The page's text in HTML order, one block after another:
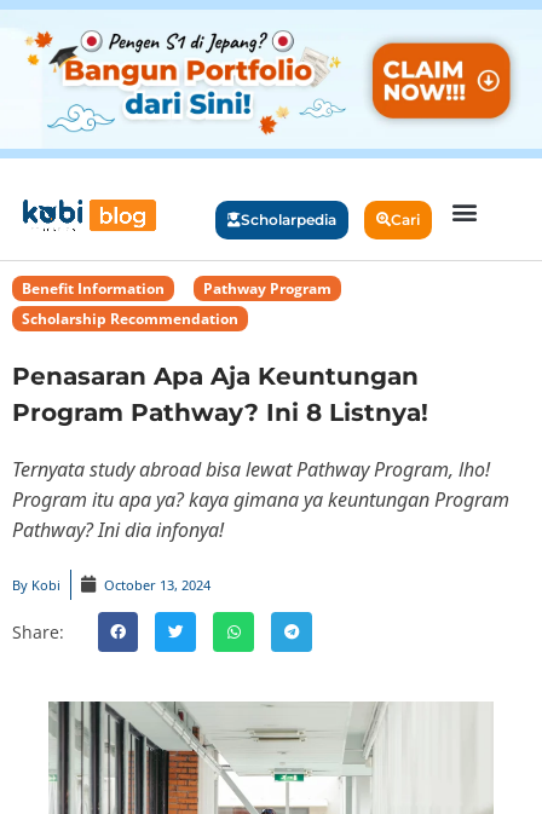
Scholarpedia Cari
Benefit Information Pathway Program
Scholarship Recommendation
Penasaran Apa Aja Keuntungan
Program Pathway? Ini 8 Listnya!
Ternyata study abroad bisa lewat Pathway Program, lho!
Program itu apa ya? kaya gimana ya keuntungan Program
Pathway? Ini dia infonya!
By Kobi October 13, 2024
Share: